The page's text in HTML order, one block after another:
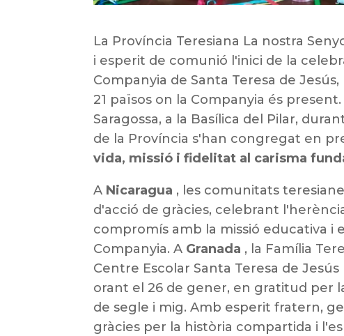
La Província Teresiana La nostra
i esperit de comunió l'inici de la
Companyia de Santa Teresa de
21 països on la Companyia és
Saragossa, a la Basílica del Pilar,
de la Província s'han congregat en
vida, missió i fidelitat al carisma
A Nicaragua , les comunitats
d'acció de gràcies, celebrant
compromís amb la missió educativa i
Companyia. A Granada , la Família
Centre Escolar Santa Teresa de
orant el 26 de gener, en gratitud per
de segle i mig. Amb esperit fratern,
gràcies per la història compartida i